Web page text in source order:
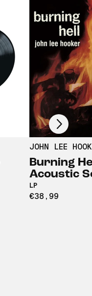
JOHN LEE
Burning
Acoustic
LP
€38,99
Scroll right